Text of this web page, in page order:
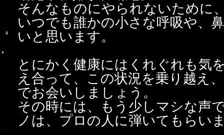
そんなものにやられないために
いつでも誰かの小さな呼吸や、
いと思います。
とにかく健康にはくれぐれも気
え合って、この状況を乗り越え
でお会いしましょう。
その時には、もう少しマシな声
ノは、プロの人に弾いてもらい